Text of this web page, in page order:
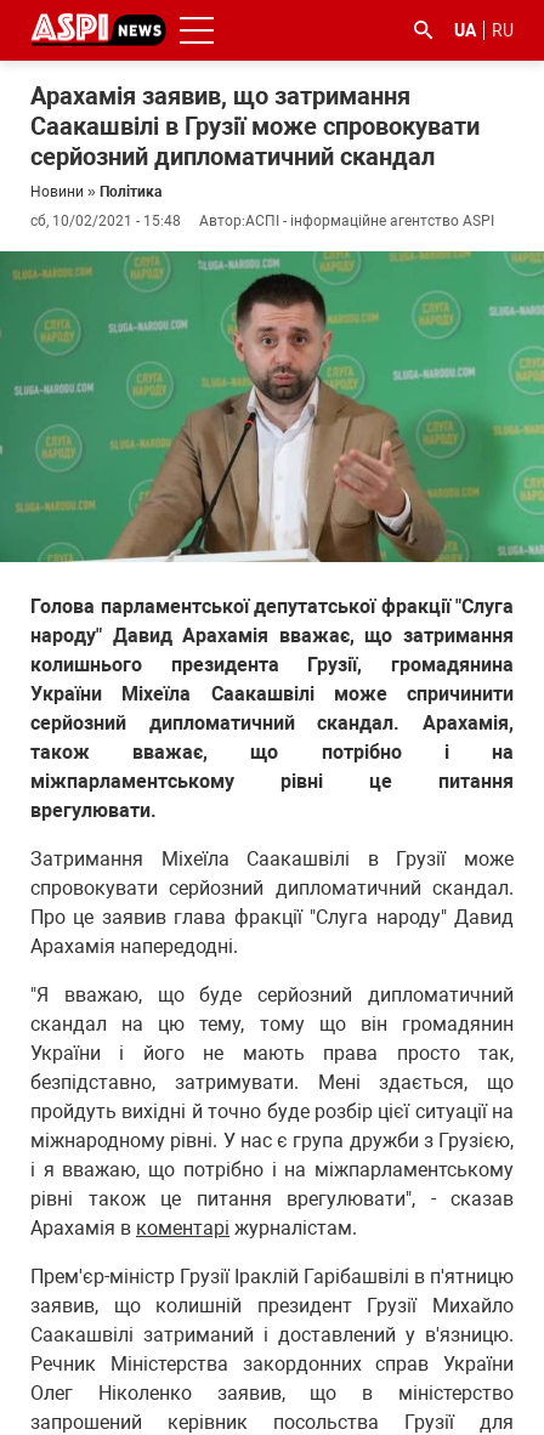
UA RU
Арахамія заявив, що затримання
Саакашвілі в Грузії може спровокувати
серйозний дипломатичний скандал
Новини » Політика
сб, 10/02/2021 - 15:48
Автор:АСПІ - інформаційне агентство ASPI
Голова парламентської депутатської фракції "Слуга
народу" Давид Арахамія вважає, що затримання
колишнього президента Грузії, громадянина
України Міхеїла Саакашвілі може спричинити
серйозний дипломатичний скандал. Арахамія,
також вважає, що потрібно і на
міжпарламентському рівні це питання
врегулювати.
Затримання Міхеїла Саакашвілі в Грузії може
спровокувати серйозний дипломатичний скандал.
Про це заявив глава фракції "Слуга народу" Давид
Арахамія напередодні.
"Я вважаю, що буде серйозний дипломатичний
скандал на цю тему, тому що він громадянин
України і його не мають права просто так,
безпідставно, затримувати. Мені здається, що
пройдуть вихідні й точно буде розбір цієї ситуації на
міжнародному рівні. У нас є група дружби з Грузією,
і я вважаю, що потрібно і на міжпарламентському
рівні також це питання врегулювати", - сказав
Арахамія в коментарі журналістам.
Прем'єр-міністр Грузії Іраклій Гарібашвілі в п'ятницю
заявив, що колишній президент Грузії Михайло
Саакашвілі затриманий і доставлений у в'язницю.
Речник Міністерства закордонних справ України
Олег Ніколенко заявив, що в міністерство
запрошений керівник посольства Грузії для
#ООС
#боротьба
корупцією
#ДФС #Київ #коронавірус